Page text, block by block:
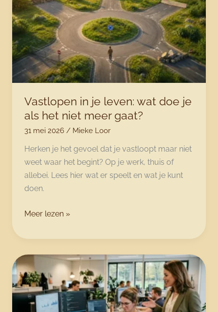
wat
het
jou
echt
kost.
Vastlopen in je leven: wat doe je
als het niet meer gaat?
31 mei 2026 / Mieke Loor
Herken je het gevoel dat je vastloopt maar niet
weet waar het begint? Op je werk, thuis of
allebei. Lees hier wat er speelt en wat je kunt
doen.
Vastlopen
je
leven:
wat
doe
je
als
Meer lezen »